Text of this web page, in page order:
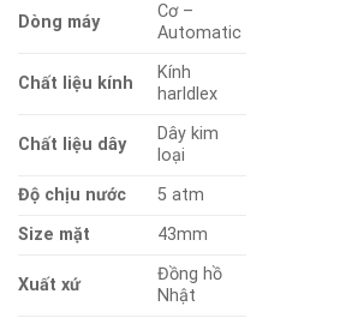
Dòng máy
Cơ –
Automatic
Chất liệu kính
Kính
harldlex
Chất liệu dây
Dây kim
loại
Độ chịu nước
5 atm
Size mặt
43mm
Xuất xứ
Đồng hồ
Nhật